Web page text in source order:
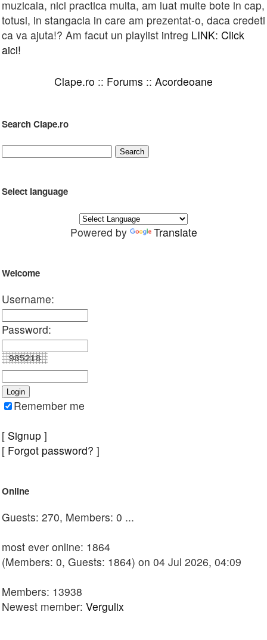
muzicala, nici practica multa, am luat multe bote in cap,
totusi, in stangacia in care am prezentat-o, daca credeti
ca va ajuta!? Am facut un playlist intreg LINK: Click
aici!
Clape.ro :: Forums :: Acordeoane
Search Clape.ro
Select language
Powered by Translate
Welcome
Username:
Password:
Remember me
[ Signup ]
[ Forgot password? ]
Online
Guests: 270, Members: 0 ...
most ever online: 1864
(Members: 0, Guests: 1864) on 04 Jul 2026, 04:09
Members: 13938
Newest member: Vergulix